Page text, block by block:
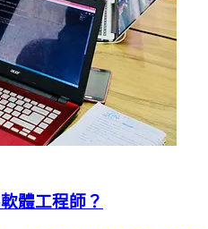
體工程師？